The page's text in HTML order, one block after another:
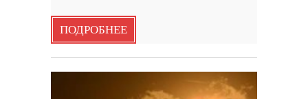
ПОДРОБНЕЕ